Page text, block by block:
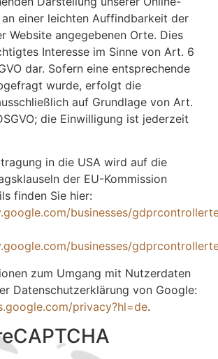
einer leichten Auffindbarkeit der
Website angegebenen Orte. Dies
Interesse im Sinne von Art. 6
dar. Sofern eine entsprechende
wurde, erfolgt die
auf Grundlage von Art.
die Einwilligung ist jederzeit
in die USA wird auf die
der EU-Kommission
finden Sie hier:
businesses/
businesses/
zum Umgang mit Nutzerdaten
Datenschutzerklärung von Google:
privacy?hl=de.